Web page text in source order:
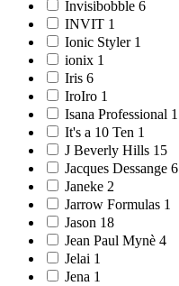
Invisibobble 6
INVIT 1
Ionic Styler 1
ionix 1
Iris 6
IroIro 1
Isana Professional 1
It's a 10 Ten 1
J Beverly Hills 15
Jacques Dessange 6
Janeke 2
Jarrow Formulas 1
Jason 18
Jean Paul Mynè 4
Jelai 1
Jena 1